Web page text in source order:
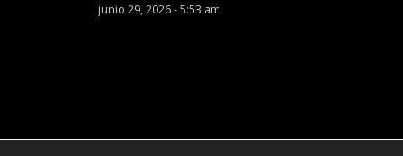
junio 29, 2026 - 5:53 am